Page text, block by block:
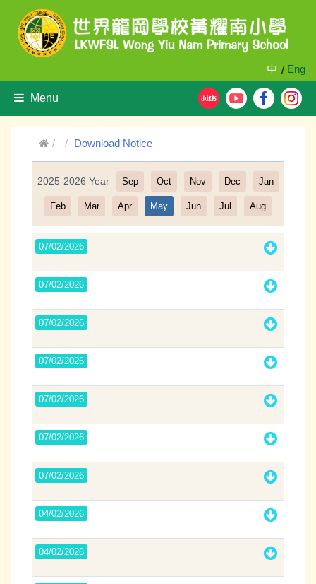
中 / Eng
Menu
Download Notice
Filter
2025-2026 Year Sep Oct Nov Dec Jan
Feb Mar Apr May Jun Jul Aug
07/02/2026
07/02/2026
07/02/2026
07/02/2026
07/02/2026
07/02/2026
07/02/2026
04/02/2026
04/02/2026